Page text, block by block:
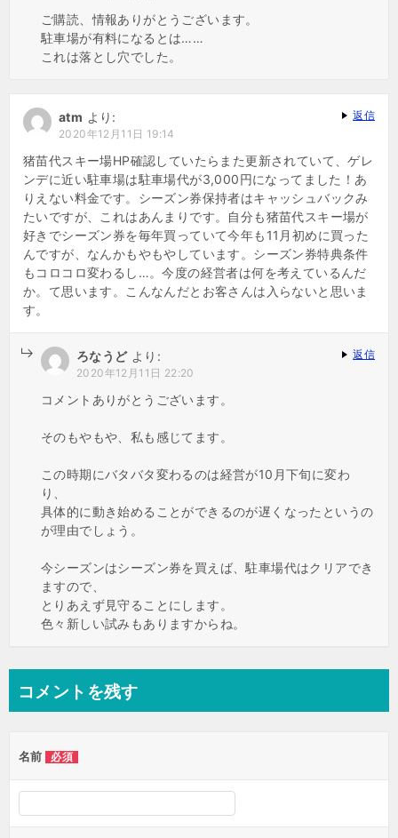
ご購読、情報ありがとうございます。
駐車場が有料になるとは……
これは落とし穴でした。
atm より:
2020年12月11日 19:14
猪苗代スキー場HP確認していたらまた更新されていて、ゲレ
ンデに近い駐車場は駐車場代が3,000円になってました！あ
りえない料金です。シーズン券保持者はキャッシュバックみ
たいですが、これはあんまりです。自分も猪苗代スキー場が
好きでシーズン券を毎年買っていて今年も11月初めに買った
んですが、なんかもやもやしています。シーズン券特典条件
もコロコロ変わるし…。今度の経営者は何を考えているんだ
か。て思います。こんなんだとお客さんは入らないと思いま
す。
返信
ろなうど より:
2020年12月11日 22:20
コメントありがとうございます。
そのもやもや、私も感じてます。
この時期にバタバタ変わるのは経営が10月下旬に変わ
り、
具体的に動き始めることができるのが遅くなったというの
が理由でしょう。
今シーズンはシーズン券を買えば、駐車場代はクリアでき
ますので、
とりあえず見守ることにします。
色々新しい試みもありますからね。
返信
コメントを残す
名前 必須